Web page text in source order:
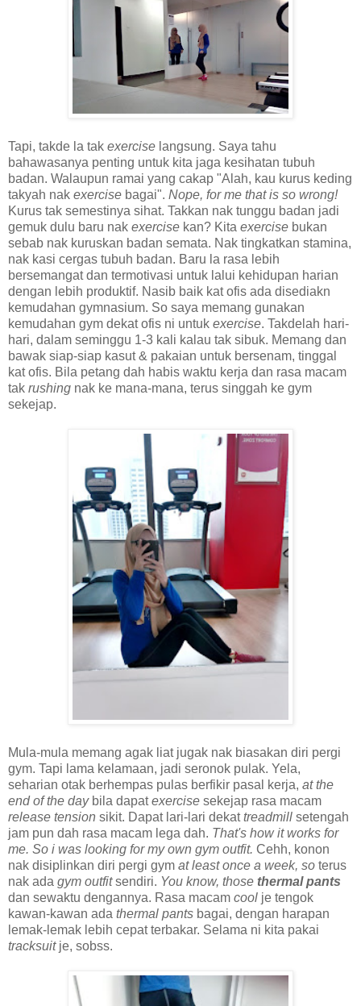
Tapi, takde la tak exercise langsung. Saya tahu
bahawasanya penting untuk kita jaga kesihatan tubuh
badan. Walaupun ramai yang cakap "Alah, kau kurus keding
takyah nak exercise bagai". Nope, for me that is so wrong!
Kurus tak semestinya sihat. Takkan nak tunggu badan jadi
gemuk dulu baru nak exercise kan? Kita exercise bukan
sebab nak kuruskan badan semata. Nak tingkatkan stamina,
nak kasi cergas tubuh badan. Baru la rasa lebih
bersemangat dan termotivasi untuk lalui kehidupan harian
dengan lebih produktif. Nasib baik kat ofis ada disediakn
kemudahan gymnasium. So saya memang gunakan
kemudahan gym dekat ofis ni untuk exercise. Takdelah hari-
hari, dalam seminggu 1-3 kali kalau tak sibuk. Memang dan
bawak siap-siap kasut & pakaian untuk bersenam, tinggal
kat ofis. Bila petang dah habis waktu kerja dan rasa macam
tak rushing nak ke mana-mana, terus singgah ke gym
sekejap.
Mula-mula memang agak liat jugak nak biasakan diri pergi
gym. Tapi lama kelamaan, jadi seronok pulak. Yela,
seharian otak berhempas pulas berfikir pasal kerja, at the
end of the daybila dapatexercise sekejap rasa macam
release tension sikit. Dapat lari-lari dekattreadmill setengah
jam pun dah rasa macam lega dah. That's how it works for
me. So i was looking for my own gym outfit. Cehh, konon
nak disiplinkan diri pergi gym at least once a week, so terus
nak ada gym outfitsendiri. You know, those thermal pants
dan sewaktu dengannya. Rasa macam cool je tengok
kawan-kawan ada thermal pants bagai, dengan harapan
lemak-lemak lebih cepat terbakar. Selama ni kita pakai
tracksuit je, sobss.